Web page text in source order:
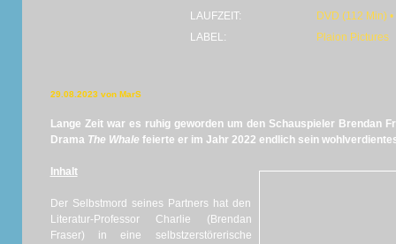
LAUFZEIT:
DVD (112 Min)
LABEL:
Plaion Pictures
29.08.2023 von MarS
Lange Zeit war es ruhig geworden um den Schauspieler Brendan
Drama The Whale feierte er im Jahr 2022 endlich sein
Inhalt
Der Selbstmord seines Partners hat den
Literatur-Professor Charlie (Brendan
Fraser) in eine selbstzerstörerische